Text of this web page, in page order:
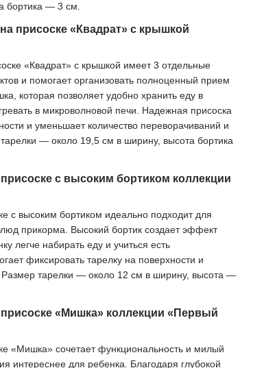
бортика — 3 см.
присоске «Квадрат» с крышкой
«Квадрат» с крышкой имеет 3 отдельные
и помогает организовать полноценный прием
которая позволяет удобно хранить еду в
в микроволновой печи. Надежная присоска
и уменьшает количество переворачиваний и
— около 19,5 см в ширину, высота бортика
с высоким бортиком коллекции
с высоким бортиком идеально подходит для
прикорма. Высокий бортик создает эффект
легче набирать еду и учиться есть
фиксировать тарелку на поверхности и
Размер тарелки — около 12 см в ширину, высота —
«Мишка» коллекции «Первый
«Мишка» сочетает функциональность и милый
интереснее для ребенка. Благодаря глубокой